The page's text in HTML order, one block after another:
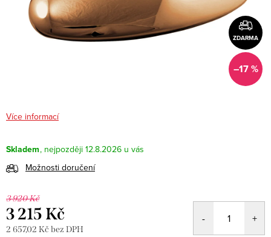
ZDARMA
–17 %
Více informací
Skladem
12.8.2026
Možnosti doručení
3 920 Kč
3 215 Kč
2 657,02 Kč bez DPH